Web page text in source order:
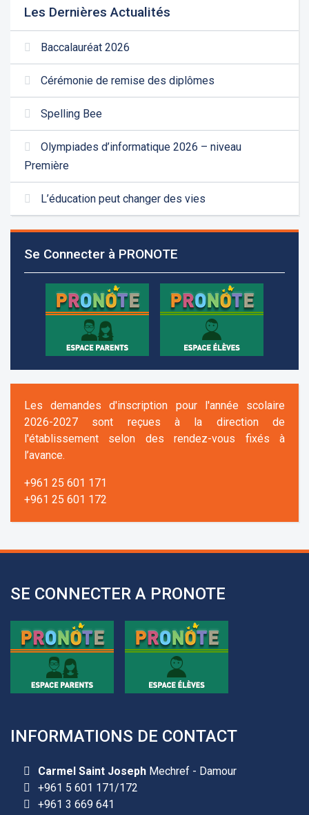
Les Dernières Actualités
Baccalauréat 2026
Cérémonie de remise des diplômes
Spelling Bee
Olympiades d’informatique 2026 – niveau
Première
L’éducation peut changer des vies
Se Connecter à PRONOTE
Les demandes d'inscription pour l'année scolaire
2026-2027 sont reçues à la direction de
l'établissement selon des rendez-vous fixés à
l’avance.
+961 25 601 171
+961 25 601 172
SE CONNECTER A PRONOTE
INFORMATIONS DE CONTACT
Carmel Saint Joseph Mechref - Damour
+961 5 601 171/172
+961 3 669 641